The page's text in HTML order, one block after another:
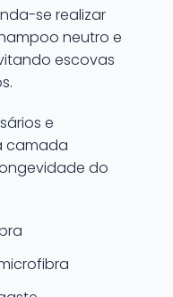
se realizar
neutro e
escovas
e
camada
do